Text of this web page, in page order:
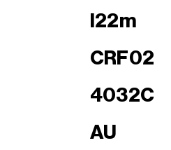
I22m
CRF02
4032C
AU